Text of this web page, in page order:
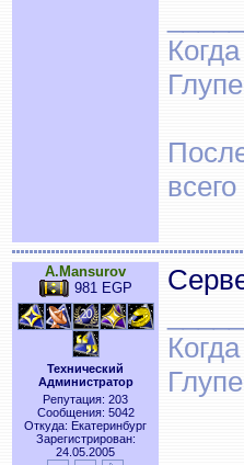
A.Mansurov
981 EGP
Технический
Администратор
Репутация: 203
Сообщения: 5042
Откуда: Екатеринбург
Зарегистрирован:
24.05.2005